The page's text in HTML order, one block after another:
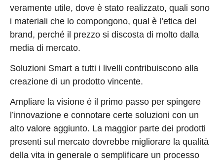
veramente utile, dove è stato realizzato, quali sono
i materiali che lo compongono, qual è l’etica del
brand, perché il prezzo si discosta di molto dalla
media di mercato.
Soluzioni Smart a tutti i livelli contribuiscono alla
creazione di un prodotto vincente.
Ampliare la visione è il primo passo per spingere
l’innovazione e connotare certe soluzioni con un
alto valore aggiunto. La maggior parte dei prodotti
presenti sul mercato dovrebbe migliorare la qualità
della vita in generale o semplificare un processo